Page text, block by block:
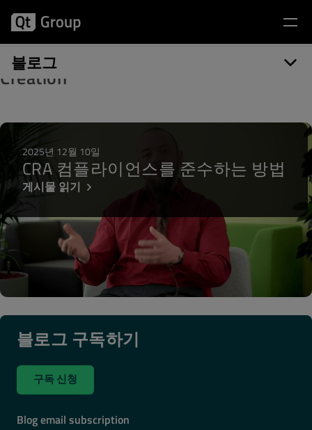
블로그
게시물 카테고리: Qt for Device
Creation
2025년 12월 10일
CRA 컴플라이언스를 준수하는 방법
게시물 읽기
블로그 구독하기
구독 신청
Blog email subscription